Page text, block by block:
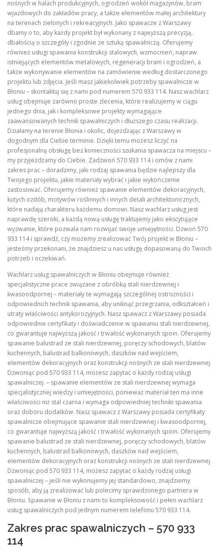
nośnych w halach produkcyjnych, ogrodzeń wokół magazynów, bram
wjazdowych do zakładów pracy, a także elementów małej architektury
na terenach zielonych i rekreacyjnych. Jako spawacze z Warszawy
dbamy o to, aby każdy projekt był wykonany z najwyższą precyzją,
dbałością o szczegóły i zgodnie ze sztuką spawalniczą. Oferujemy
również usługi spawania konstrukcji stalowych, wzmocnień, napraw
istniejących elementów metalowych, regeneracji bram i ogrodzeń, a
także wykonywanie elementów na zamówienie według dostarczonego
projektu lub zdjęcia. Jeśli masz jakiekolwiek potrzeby spawalnicze w
Błoniu – skontaktuj się z nami pod numerem 570 933 114. Nasz wachlarz
usług obejmuje zarówno proste zlecenia, które realizujemy w ciągu
jednego dnia, jak i kompleksowe projekty wymagające
zaawansowanych technik spawalniczych i dłuższego czasu realizacji.
Działamy na terenie Błonia i okolic, dojeżdżając z Warszawy w
dogodnym dla Ciebie terminie. Dzięki temu możesz liczyć na
profesjonalną obsługę bez konieczności szukania spawacza na miejscu –
my przyjeżdżamy do Ciebie. Zadzwoń 570 933 114 i omów z nami
zakres prac – doradzimy, jaki rodzaj spawania będzie najlepszy dla
Twojego projektu, jakie materiały wybrać i jakie wykończenie
zastosować. Oferujemy również spawanie elementów dekoracyjnych,
kutych ozdób, motywów roślinnych i innych detali architektonicznych,
które nadają charakteru każdemu domowi. Nasz wachlarz usług jest
naprawdę szeroki, a każdą nową usługę traktujemy jako ekscytujące
wyzwanie, które pozwala nam rozwijać swoje umiejętności. Dzwoń 570
933 114 i sprawdź, czy możemy zrealizować Twój projekt w Błoniu –
jesteśmy przekonani, że znajdziesz u nas usługę dopasowaną do Twoich
potrzeb i oczekiwań.
Wachlarz usług spawalniczych w Błoniu obejmuje również
specjalistyczne prace związane z obróbką stali nierdzewnej i
kwasoodpornej – materiały te wymagają szczególnej ostrożności i
odpowiednich technik spawania, aby uniknąć przegrzania, odkształceń i
utraty właściwości antykorozyjnych. Nasz spawacz z Warszawy posiada
odpowiednie certyfikaty i doświadczenie w spawaniu stali nierdzewnej,
co gwarantuje najwyższą jakość i trwałość wykonanych spoin. Oferujemy
spawanie balustrad ze stali nierdzewnej, poręczy schodowych, blatów
kuchennych, balustrad balkonowych, daszków nad wejściem,
elementów dekoracyjnych oraz konstrukcji nośnych ze stali nierdzewnej.
Dzwoniąc pod 570 933 114, możesz zapytać o każdy rodzaj usługi
spawalniczej. – spawanie elementów ze stali nierdzewnej wymaga
specjalistycznej wiedzy i umiejętności, ponieważ materiał ten ma inne
właściwości niż stal czarna i wymaga odpowiedniej techniki spawania
oraz doboru dodatków. Nasz spawacz z Warszawy posiada certyfikaty
spawalnicze obejmujące spawanie stali nierdzewnej i kwasoodpornej,
co gwarantuje najwyższą jakość i trwałość wykonanych spoin. Oferujemy
spawanie balustrad ze stali nierdzewnej, poręczy schodowych, blatów
kuchennych, balustrad balkonowych, daszków nad wejściem,
elementów dekoracyjnych oraz konstrukcji nośnych ze stali nierdzewnej.
Dzwoniąc pod 570 933 114, możesz zapytać o każdy rodzaj usługi
spawalniczej – jeśli nie wykonujemy jej standardowo, znajdziemy
sposób, aby ją zrealizować lub polecimy sprawdzonego partnera w
Błoniu. Spawanie w Błoniu z nami to kompleksowość i pełen wachlarz
usług spawalniczych pod jednym numerem telefonu 570 933 114.
Zakres prac spawalniczych – 570 933
114